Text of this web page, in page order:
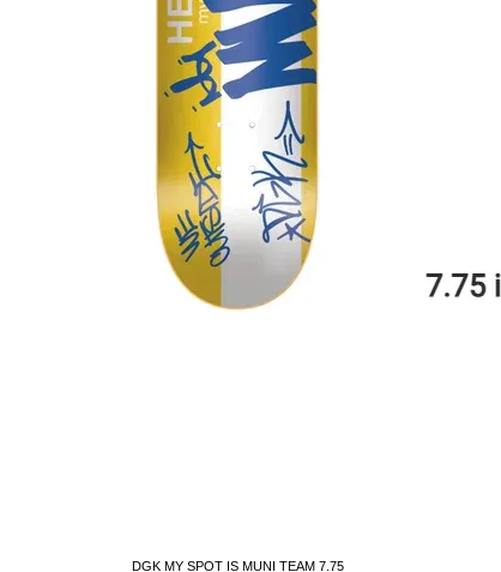
DGK MY SPOT IS MUNI TEAM 7.75